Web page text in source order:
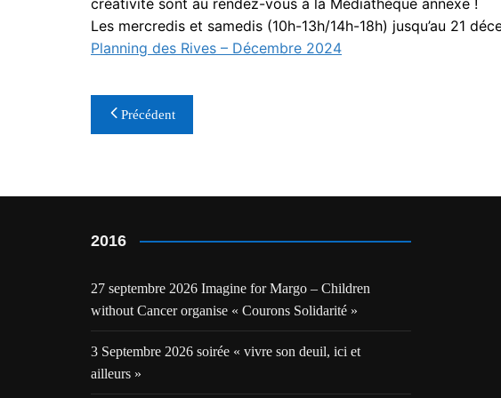
Les mercredis et samedis (10h-13h/14h-18h) jusqu’au 21
Planning des Rives – Décembre 2024
Navigation
de
Précédent
2016
27 septembre 2026 Imagine for Margo – Children
without Cancer organise « Courons Solidarité »
3 Septembre 2026 soirée « vivre son deuil, ici et
ailleurs »